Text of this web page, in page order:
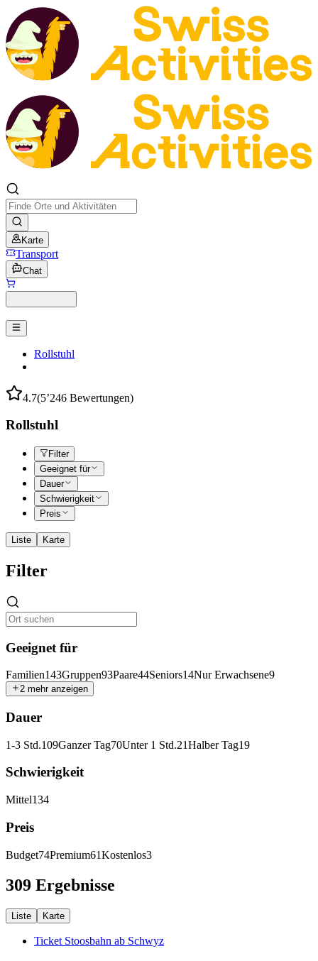
Karte
Transport
Chat
Rollstuhl
4.7(5’246 Bewertungen)
Rollstuhl
Filter
Geeignet für
Dauer
Schwierigkeit
Preis
Liste Karte
Filter
Geeignet für
Familien143Gruppen93Paare44Seniors14Nur Erwachsene9
2 mehr anzeigen
Dauer
1-3 Std.109Ganzer Tag70Unter 1 Std.21Halber Tag19
Schwierigkeit
Mittel134
Preis
Budget74Premium61Kostenlos3
309 Ergebnisse
Liste Karte
Ticket Stoosbahn ab Schwyz